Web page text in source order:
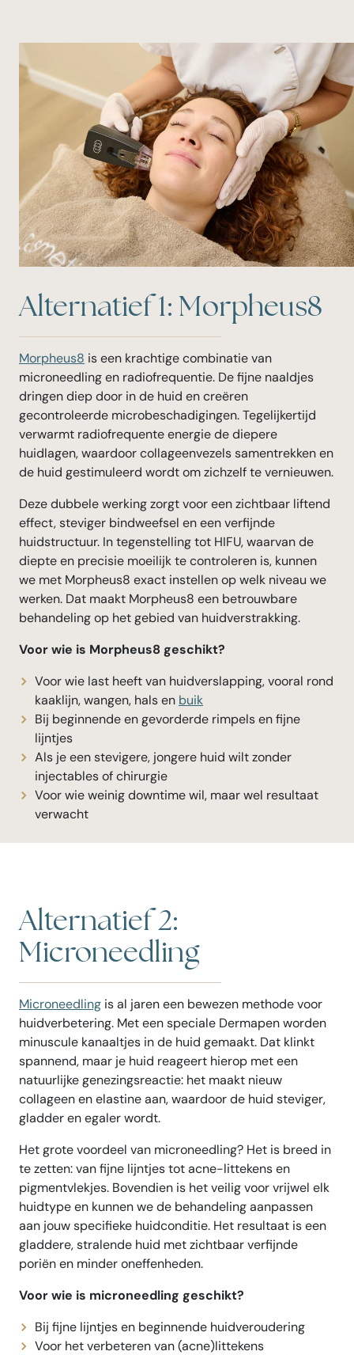
Alternatief 1: Morpheus8
Morpheus8 is een krachtige combinatie van
microneedling en radiofrequentie. De fijne naaldjes
dringen diep door in de huid en creëren
gecontroleerde microbeschadigingen. Tegelijkertijd
verwarmt radiofrequente energie de diepere
huidlagen, waardoor collageenvezels samentrekken en
de huid gestimuleerd wordt om zichzelf te vernieuwen.
Deze dubbele werking zorgt voor een zichtbaar liftend
effect, steviger bindweefsel en een verfijnde
huidstructuur. In tegenstelling tot HIFU, waarvan de
diepte en precisie moeilijk te controleren is, kunnen
we met Morpheus8 exact instellen op welk niveau we
werken. Dat maakt Morpheus8 een betrouwbare
behandeling op het gebied van huidverstrakking.
Voor wie is Morpheus8 geschikt?
Voor wie last heeft van huidverslapping, vooral rond
kaaklijn, wangen, hals en buik
Bij beginnende en gevorderde rimpels en fijne
lijntjes
Als je een stevigere, jongere huid wilt zonder
injectables of chirurgie
Voor wie weinig downtime wil, maar wel resultaat
verwacht
Alternatief 2:
Microneedling
Microneedling is al jaren een bewezen methode voor
huidverbetering. Met een speciale Dermapen worden
minuscule kanaaltjes in de huid gemaakt. Dat klinkt
spannend, maar je huid reageert hierop met een
natuurlijke genezingsreactie: het maakt nieuw
collageen en elastine aan, waardoor de huid steviger,
gladder en egaler wordt.
Het grote voordeel van microneedling? Het is breed in
te zetten: van fijne lijntjes tot acne-littekens en
pigmentvlekjes. Bovendien is het veilig voor vrijwel elk
huidtype en kunnen we de behandeling aanpassen
aan jouw specifieke huidconditie. Het resultaat is een
gladdere, stralende huid met zichtbaar verfijnde
poriën en minder oneffenheden.
Voor wie is microneedling geschikt?
Bij fijne lijntjes en beginnende huidveroudering
Voor het verbeteren van (acne)littekens